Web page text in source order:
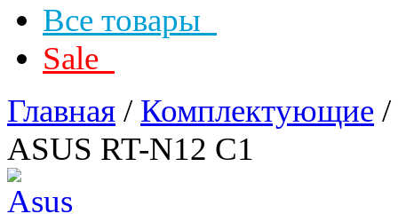
Все товары
Sale
Главная / Комплектующие /
ASUS RT-N12 C1